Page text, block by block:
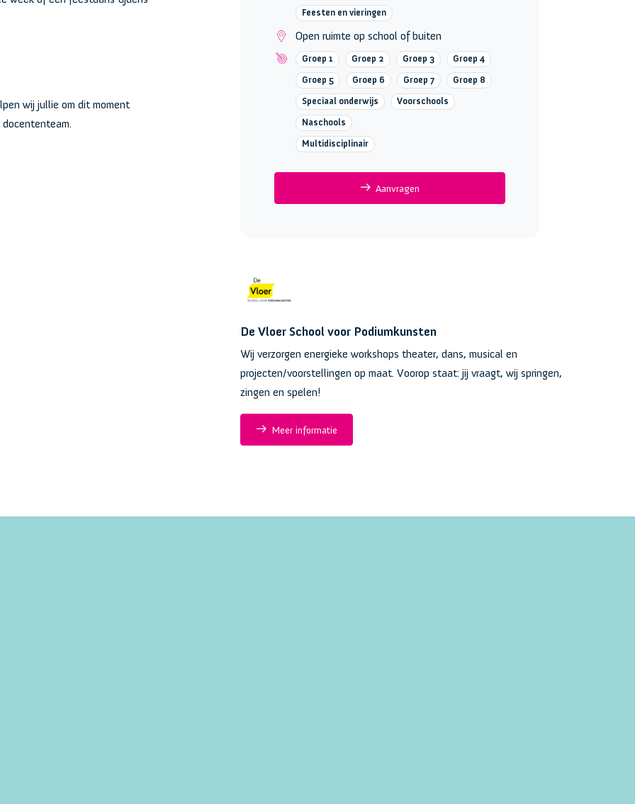
wij jullie om dit moment
Feesten en vieringen
Open ruimte op school of buiten
Groep 1 Groep 2 Groep 3 Groep 4
Groep 5 Groep 6 Groep 7 Groep 8
Speciaal onderwijs Voorschools
Naschools
Multidisciplinair
Aanvragen
De Vloer School voor Podiumkunsten
Wij verzorgen energieke workshops theater, dans, musical en
projecten/voorstellingen op maat. Voorop staat: jij vraagt, wij springen,
zingen en spelen!
Meer informatie